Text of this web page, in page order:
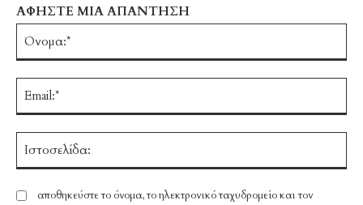
ΑΦΗΣΤΕ ΜΙΑ ΑΠΑΝΤΗΣΗ
αποθηκεύστε το όνομα, το ηλεκτρονικό ταχυδρομείο και τον